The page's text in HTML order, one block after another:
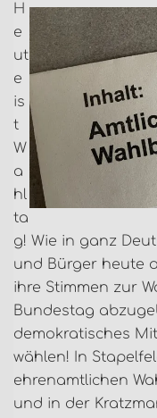
H
e
ut
e
is
t
W
a
hl
ta
g! Wie in ganz
und Bürger heute
ihre Stimmen zur
Bundestag
demokratisches
wählen! In
ehrenamtlichen
und in der